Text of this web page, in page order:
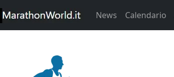
News Calendario